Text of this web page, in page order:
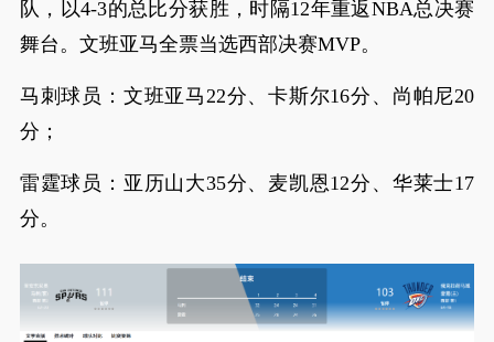
队，以4-3的总比分获胜，时隔12年重返NBA总决赛
舞台。文班亚马全票当选西部决赛MVP。
马刺球员：文班亚马22分、卡斯尔16分、尚帕尼20
分；
雷霆球员：亚历山大35分、麦凯恩12分、华莱士17
分。